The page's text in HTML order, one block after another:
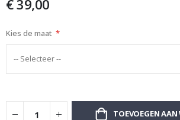
afbeeldingen-
€ 39,00
Kies de maat
TOEVOEGEN